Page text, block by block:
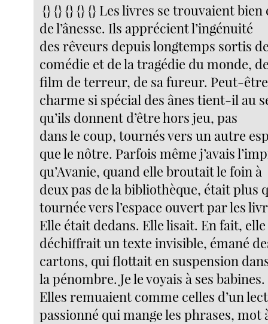
{} {} {} {} {} Les livres se trouvaient
de l’ânesse. Ils apprécient l’ingénuité
des rêveurs depuis longtemps sortis
comédie et de la tragédie du monde,
film de terreur, de sa fureur. Peut-
charme si spécial des ânes tient-il au
qu’ils donnent d’être hors jeu, pas
dans le coup, tournés vers un autre
que le nôtre. Parfois même j’avais
qu’Avanie, quand elle broutait le foin à
deux pas de la bibliothèque, était plus
tournée vers l’espace ouvert par les
Elle était dedans. Elle lisait. En fait, elle
déchiffrait un texte invisible, émané
cartons, qui flottait en suspension
la pénombre. Je le voyais à ses babines.
Elles remuaient comme celles d’un
passionné qui mange les phrases, mot